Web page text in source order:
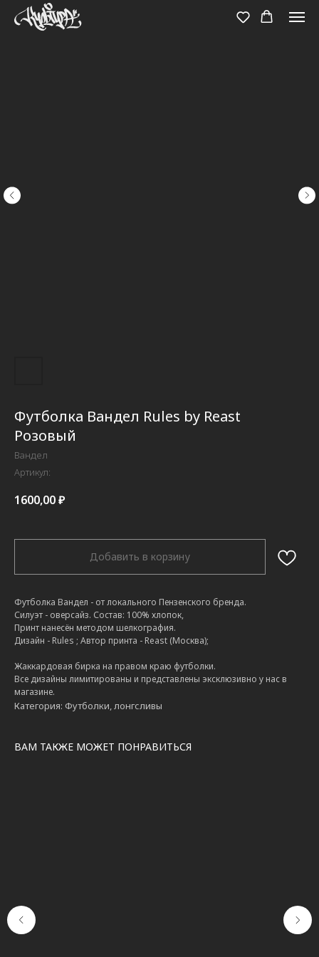
Футболка Вандел Rules by Reast
Розовый
Вандел
Артикул:
1600,00₽
Добавить в корзину
Футболка Вандел - от локального Пензенского бренда.
Силуэт - оверсайз. Состав: 100% хлопок,
Принт нанесён методом шелкография.
Дизайн - Rules ; Автор принта - Reast (Москва);
Жаккардовая бирка на правом краю футболки.
Все дизайны лимитированы и представлены эксклюзивно у нас в
магазине.
Категория: Футболки, лонгсливы
ВАМ ТАКЖЕ МОЖЕТ ПОНРАВИТЬСЯ